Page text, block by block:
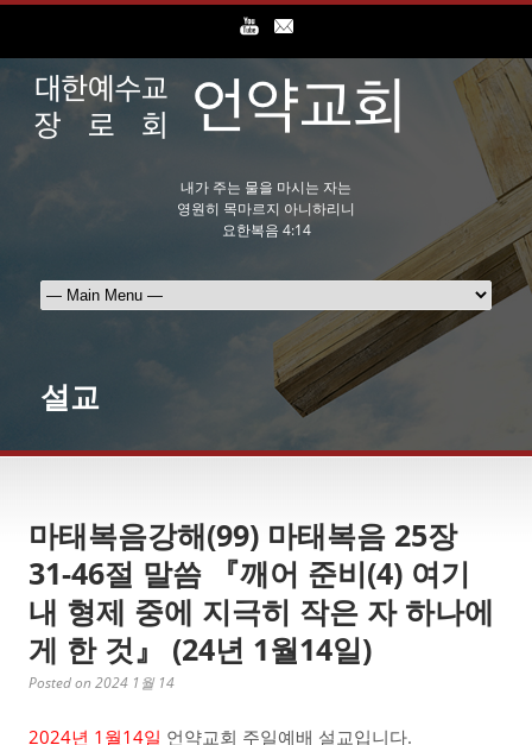
내가 주는 물을 마시는 자는
영원히 목마르지 아니하리니
요한복음 4:14
설교
마태복음강해(99) 마태복음 25장
31-46절 말씀 『깨어 준비(4) 여기
내 형제 중에 지극히 작은 자 하나에
게 한 것』 (24년 1월14일)
Posted on 2024 1월 14
2024년 1월14일 언약교회 주일예배 설교입니다.